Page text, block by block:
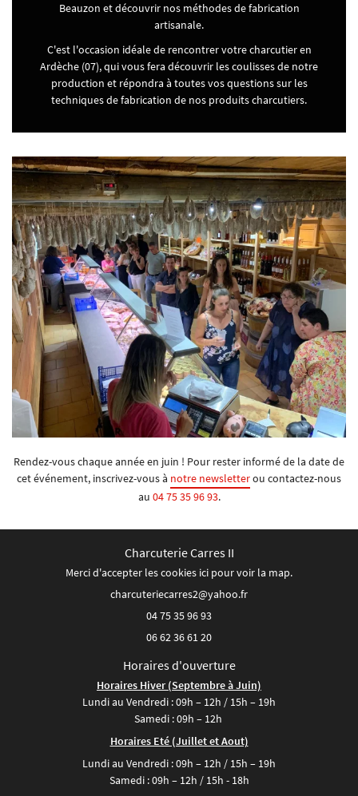
Beauzon et découvrir nos méthodes de fabrication
artisanale.
C'est l'occasion idéale de rencontrer votre charcutier en
Ardèche (07), qui vous fera découvrir les coulisses de notre
production et répondra à toutes vos questions sur les
techniques de fabrication de nos produits charcutiers.
Rendez-vous chaque année en juin ! Pour rester informé de la date de
cet événement, inscrivez-vous à notre newsletterou contactez-nous
au 04 75 35 96 93.
Charcuterie Carres II
Merci d'accepter les cookies ici pour voir la map.
04 75 35 96 93
06 62 36 61 20
Horaires d'ouverture
Horaires Hiver (Septembre à Juin)
Lundi au Vendredi : 09h – 12h / 15h – 19h
Samedi : 09h – 12h
Horaires Eté (Juillet et Aout)
Lundi au Vendredi : 09h – 12h / 15h – 19h
Samedi : 09h – 12h / 15h - 18h